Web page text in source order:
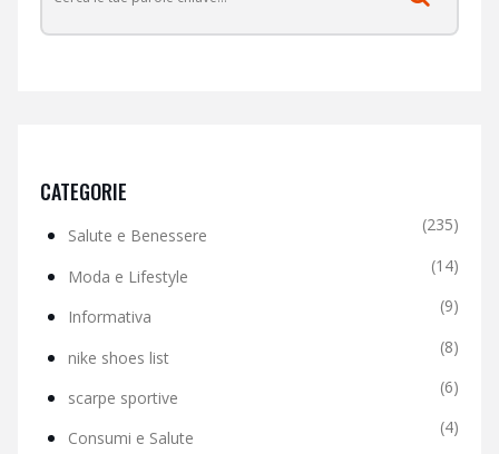
CATEGORIE
Salute e Benessere
(235)
Moda e Lifestyle
(14)
Informativa
(9)
nike shoes list
(8)
scarpe sportive
(6)
Consumi e Salute
(4)